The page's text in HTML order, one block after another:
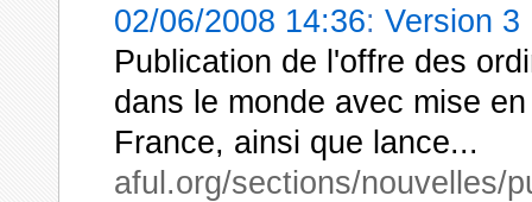
02/06/2008 14:36: Version
Publication de l'offre des
dans le monde avec mise
France, ainsi que lance...
aful.org/sections/nouvelles/